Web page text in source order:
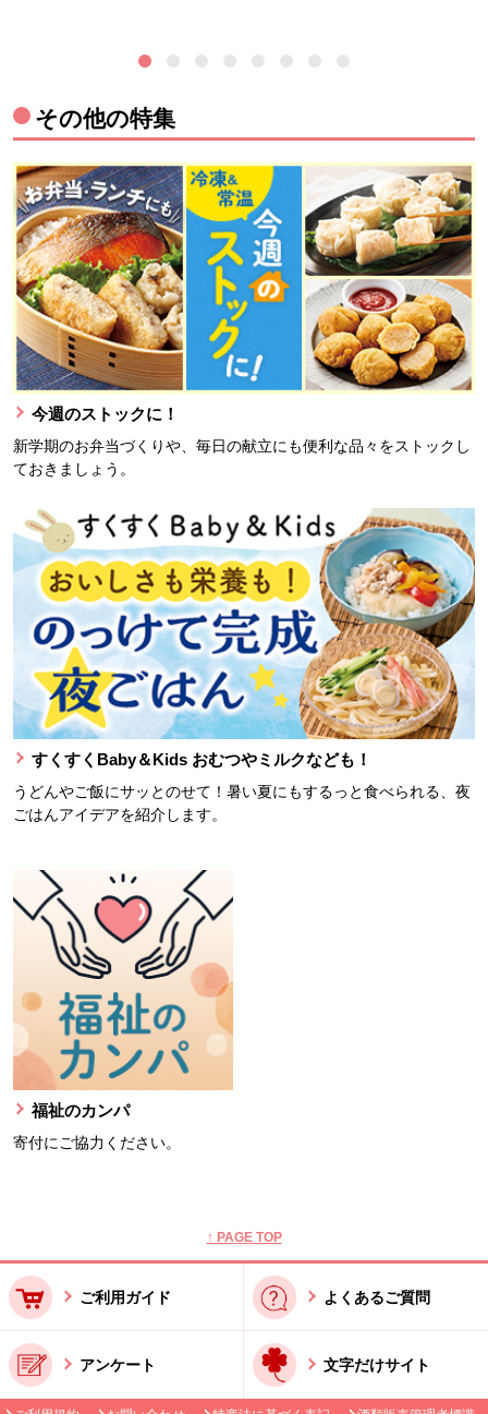
その他の特集
今週のストックに！
新学期のお弁当づくりや、毎日の献立にも便利な品々をストックし
ておきましょう。
すくすくBaby＆Kids おむつやミルクなども！
うどんやご飯にサッとのせて！暑い夏にもするっと食べられる、夜
ごはんアイデアを紹介します。
福祉のカンパ
寄付にご協力ください。
↑ PAGE TOP
ご利用ガイド よくあるご質問
アンケート 文字だけサイト